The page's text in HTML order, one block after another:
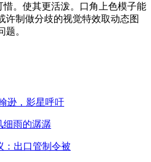
。使其更活泼。口角上色模子能
许制做分歧的视觉特效取动态图
。
逊，影星呼吁
细雨的潺潺
：出口管制令被